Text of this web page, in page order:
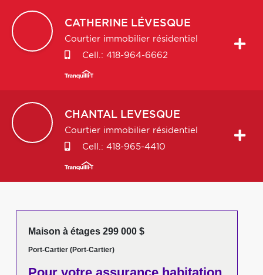
CATHERINE LÉVESQUE
Courtier immobilier résidentiel
Cell.: 418-964-6662
CHANTAL LEVESQUE
Courtier immobilier résidentiel
Cell.: 418-965-4410
Maison à étages 299 000 $
Port-Cartier (Port-Cartier)